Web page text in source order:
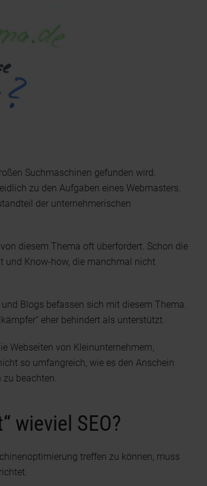
Suchmaschinen gefunden wird.
zu den Aufgaben eines Webmasters.
der unternehmerischen
diesem Thema oft überfordert. Schon die
und Know-how, die manchmal nicht
Blogs befassen sich mit diesem Thema.
eher behindert als unterstützt.
Webseiten von Kleinunternehmern,
so umfangreich, wie es den Anschein
beachten.
wieviel SEO?
treffen zu können, muss